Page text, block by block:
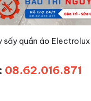
quần áo Electrolux
08.62.016.871